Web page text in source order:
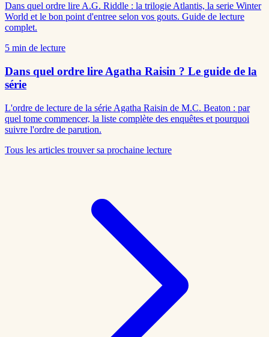
Dans quel ordre lire A.G. Riddle : la trilogie Atlantis, la serie Winter
World et le bon point d'entree selon vos gouts. Guide de lecture
complet.
5 min de lecture
Dans quel ordre lire Agatha Raisin ? Le guide de la
série
L'ordre de lecture de la série Agatha Raisin de M.C. Beaton : par
quel tome commencer, la liste complète des enquêtes et pourquoi
suivre l'ordre de parution.
Tous les articles trouver sa prochaine lecture